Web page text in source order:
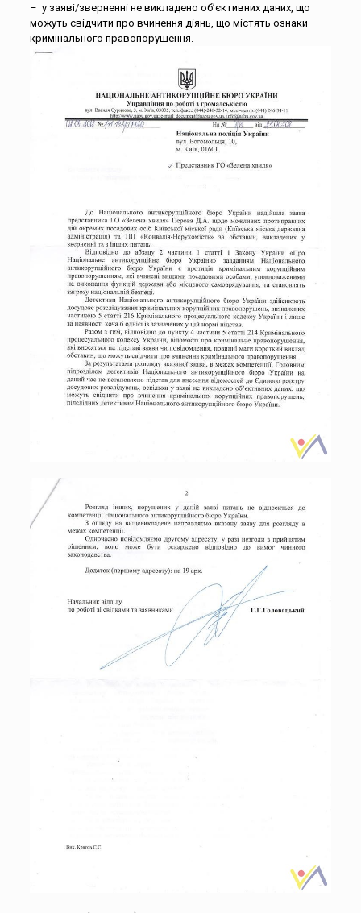
– у заяві/зверненні не викладено об’єктивних даних, що
можуть свідчити про вчинення діянь, що містять ознаки
кримінального правопорушення.